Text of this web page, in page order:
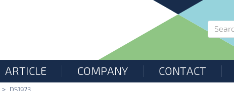
ARTICLE COMPANY CONTACT